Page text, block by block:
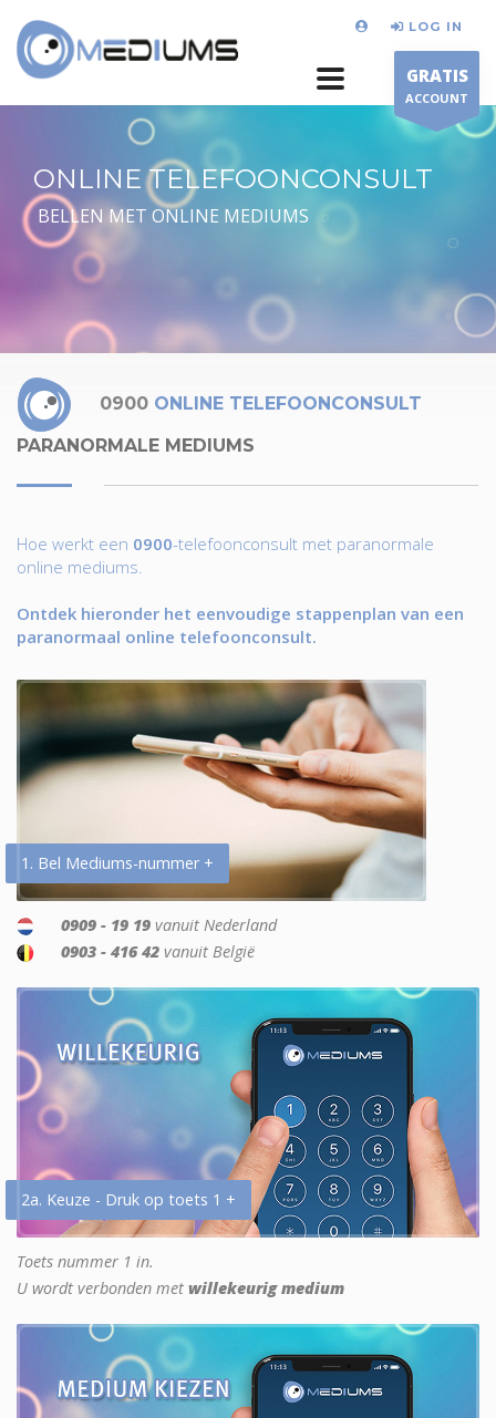
LOG IN
GRATIS
ACCOUNT
ONLINE TELEFOONCONSULT
BELLEN MET ONLINE MEDIUMS
0900 ONLINE TELEFOONCONSULT
PARANORMALE MEDIUMS
Hoe werkt een 0900-telefoonconsult met paranormale
online mediums.
Ontdek hieronder het eenvoudige stappenplan van een
paranormaal online telefoonconsult.
1. Bel Mediums-nummer +
0909 - 19 19 vanuit Nederland
0903 - 416 42 vanuit België
2a. Keuze - Druk op toets 1 +
Toets nummer 1 in.
U wordt verbonden met willekeurig medium